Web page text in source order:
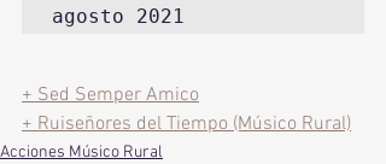
agosto 2021
+ Sed Semper Amico
+ Ruiseñores del Tiempo (Músico Rural)
Acciones Músico Rural